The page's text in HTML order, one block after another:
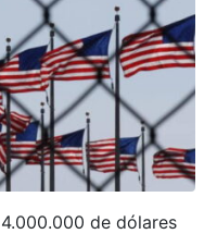
de dólares